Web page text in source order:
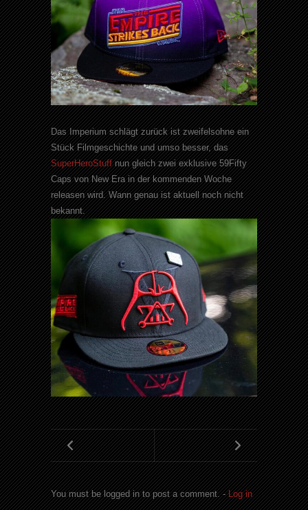
Das Imperium schlägt zurück ist zweifelsohne ein
Stück Filmgeschichte und umso besser, das
SuperHeroStuffnun gleich zwei exklusive 59Fifty
Caps von New Era in der kommenden Woche
releasen wird. Wann genau ist aktuell noch nicht
bekannt.
You must be logged in to post a comment. -Log in